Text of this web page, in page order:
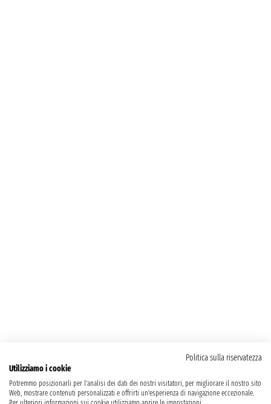
Politica sulla riservatezza
Utilizziamo i cookie
Potremmo posizionarli per l'analisi dei dati dei nostri visitatori, per migliorare il nostro sito
Web, mostrare contenuti personalizzati e offrirti un'esperienza di navigazione eccezionale.